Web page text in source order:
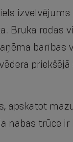
Bruka rodas
barības
apskatot
nabas trūce